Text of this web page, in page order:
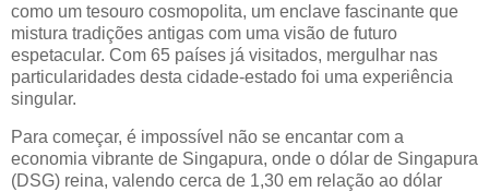
como um tesouro cosmopolita, um enclave fascinante que
mistura tradições antigas com uma visão de futuro
espetacular. Com 65 países já visitados, mergulhar nas
particularidades desta cidade-estado foi uma experiência
singular.
Para começar, é impossível não se encantar com a
economia vibrante de Singapura, onde o dólar de Singapura
(DSG) reina, valendo cerca de 1,30 em relação ao dólar